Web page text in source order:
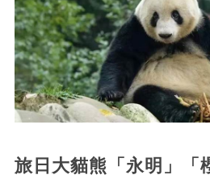
旅日大貓熊「永明」「